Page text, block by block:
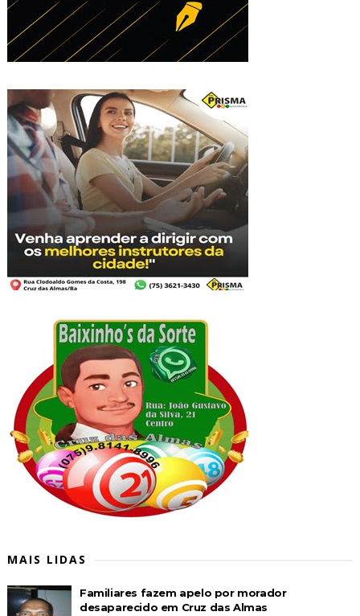
MAIS LIDAS
Familiares fazem apelo por morador
desaparecido em Cruz das Almas